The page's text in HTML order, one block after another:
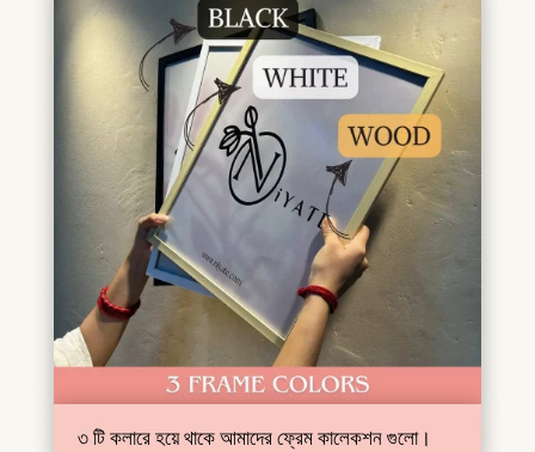
৩ টি কলারে হয়ে থাকে আমাদের ফ্রেম কালেকশন গুলো।